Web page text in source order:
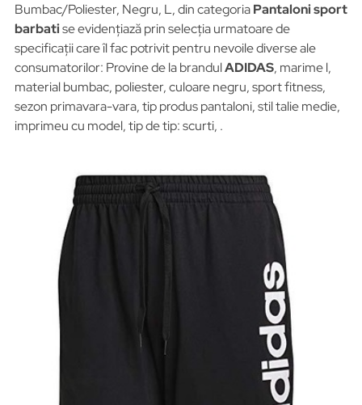
Bumbac/Poliester, Negru, L, din categoriaPantaloni sport
barbatise evidențiază prin selecția urmatoare de
specificații care îl fac potrivit pentru nevoile diverse ale
consumatorilor: Provine de la brandulADIDAS, marime l,
material bumbac, poliester, culoare negru, sport fitness,
sezon primavara-vara, tip produs pantaloni, stil talie medie,
imprimeu cu model, tip de tip: scurti, .